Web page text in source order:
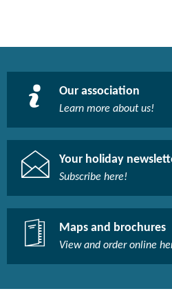
Our association
Learn more about us!​
Your holiday
Subscribe here!​
Maps and brochures
View and order online